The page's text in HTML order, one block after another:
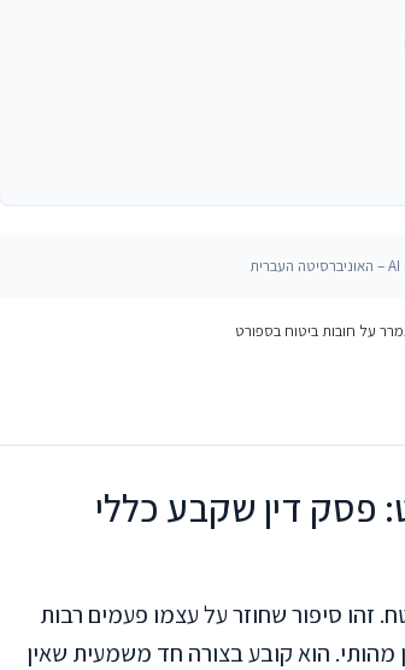
על חובות ביטוח בספורט
פסק דין שקבע כללי
זהו סיפור שחוזר על עצמו פעמים רבות
הוא קובע בצורה חד משמעית שאין